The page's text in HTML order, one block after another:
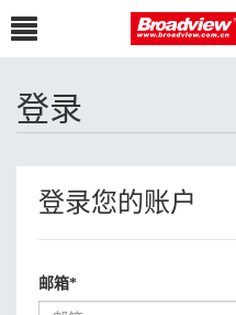
登录
登录您的账户
邮箱*